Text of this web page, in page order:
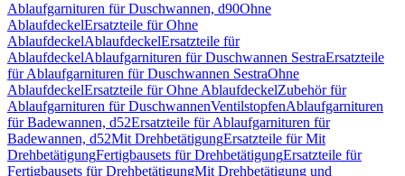
Ablaufgarnituren für Duschwannen, d90Ohne
AblaufdeckelErsatzteile für Ohne
AblaufdeckelAblaufdeckelErsatzteile für
AblaufdeckelAblaufgarnituren für Duschwannen SestraErsatzteile
für Ablaufgarnituren für Duschwannen SestraOhne
AblaufdeckelErsatzteile für Ohne AblaufdeckelZubehör für
Ablaufgarnituren für DuschwannenVentilstopfenAblaufgarnituren
für Badewannen, d52Ersatzteile für Ablaufgarnituren für
Badewannen, d52Mit DrehbetätigungErsatzteile für Mit
DrehbetätigungFertigbausets für DrehbetätigungErsatzteile für
Fertigbausets für DrehbetätigungMit Drehbetätigung und